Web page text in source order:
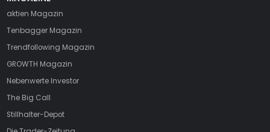
aktien Magazin
Tenbagger Magazin
Trendfollowing Magazin
GROWTH Magazin
Nebenwerte Investor
The Big Call
Stillhalter-Depot